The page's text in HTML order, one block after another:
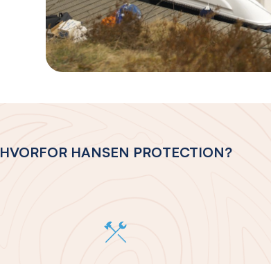
HVORFOR HANSEN PROTECTION?